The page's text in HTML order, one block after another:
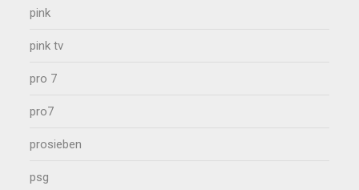
pink
pink tv
pro 7
pro7
prosieben
psg